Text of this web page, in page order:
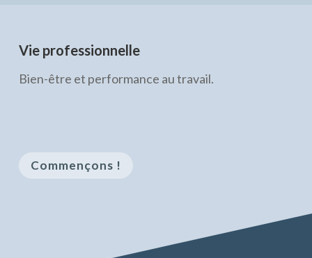
Vie professionnelle
Bien-être et performance au travail.
Commençons !